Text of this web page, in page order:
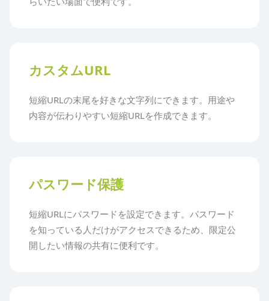
カスタムURL
短縮URLの末尾を好きな文字列にできます。用途や
内容が伝わりやすい短縮URLを作成できます。
パスワード保護
短縮URLにパスワードを設定できます。パスワード
を知っている人だけがアクセスできるため、限定公
開したい情報の共有に便利です。